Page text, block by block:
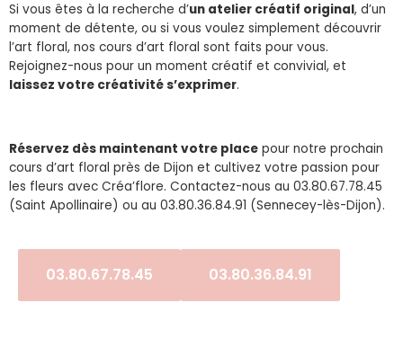
Si vous êtes à la recherche d’un atelier créatif original, d’un
moment de détente, ou si vous voulez simplement découvrir
l’art floral, nos cours d’art floral sont faits pour vous.
Rejoignez-nous pour un moment créatif et convivial, et
laissez votre créativité s’exprimer.
Réservez dès maintenant votre place pour notre prochain
cours d’art floral près de Dijon et cultivez votre passion pour
les fleurs avec Créa’flore. Contactez-nous au 03.80.67.78.45
(Saint Apollinaire) ou au 03.80.36.84.91 (Sennecey-lès-Dijon).
03.80.67.78.45 03.80.36.84.91